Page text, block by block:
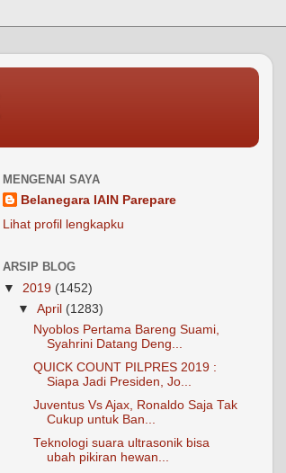
MENGENAI SAYA
Belanegara IAIN Parepare
Lihat profil lengkapku
ARSIP BLOG
▼ 2019 (1452)
▼April (1283)
Nyoblos Pertama Bareng Suami,
Syahrini Datang Deng...
QUICK COUNT PILPRES 2019 :
Siapa Jadi Presiden, Jo...
Juventus Vs Ajax, Ronaldo Saja Tak
Cukup untuk Ban...
Teknologi suara ultrasonik bisa
ubah pikiran hewan...